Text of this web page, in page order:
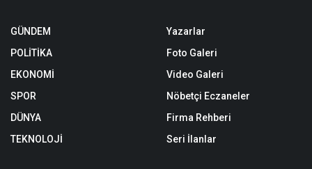
GÜNDEM
POLİTİKA
EKONOMİ
SPOR
DÜNYA
TEKNOLOJİ
Yazarlar
Foto Galeri
Video Galeri
Nöbetçi Eczaneler
Firma Rehberi
Seri İlanlar